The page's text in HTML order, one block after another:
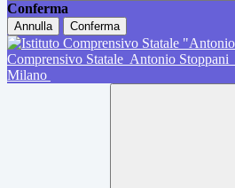
Conferma
Annulla Conferma
Comprensivo Statale Antonio Stoppani
Milano